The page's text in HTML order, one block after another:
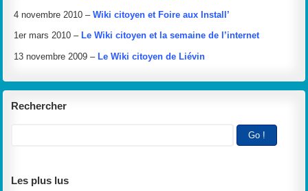
4 novembre 2010 –Wiki citoyen et Foire aux Install’
1er mars 2010 – Le Wiki citoyen et la semaine de l’internet
13 novembre 2009 –Le Wiki citoyen de Liévin
Rechercher
Les plus lus